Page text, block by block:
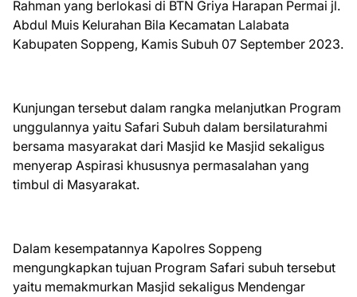
Rahman yang berlokasi di BTN Griya Harapan Permai jl.
Abdul Muis Kelurahan Bila Kecamatan Lalabata
Kabupaten Soppeng, Kamis Subuh 07 September 2023.
Kunjungan tersebut dalam rangka melanjutkan Program
unggulannya yaitu Safari Subuh dalam bersilaturahmi
bersama masyarakat dari Masjid ke Masjid sekaligus
menyerap Aspirasi khususnya permasalahan yang
timbul di Masyarakat.
Dalam kesempatannya Kapolres Soppeng
mengungkapkan tujuan Program Safari subuh tersebut
yaitu memakmurkan Masjid sekaligus Mendengar